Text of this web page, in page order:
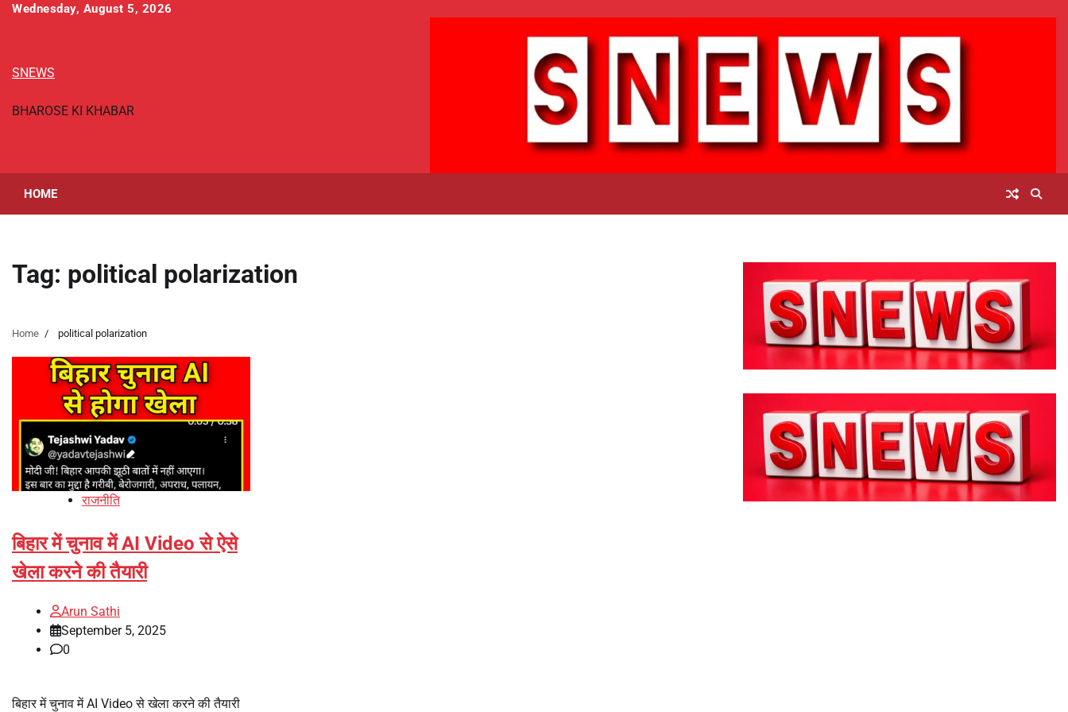
SkipWednesday, August 5, 2026
SNEWS
BHAROSE KI KHABAR
HOME
Tag: political polarization
Home political polarization
राजनीति
बिहार में चुनाव में AI Video से ऐसे
खेला करने की तैयारी
Arun Sathi
September 5, 2025
0
बिहार में चुनाव में AI Video से खेला करने की तैयारी